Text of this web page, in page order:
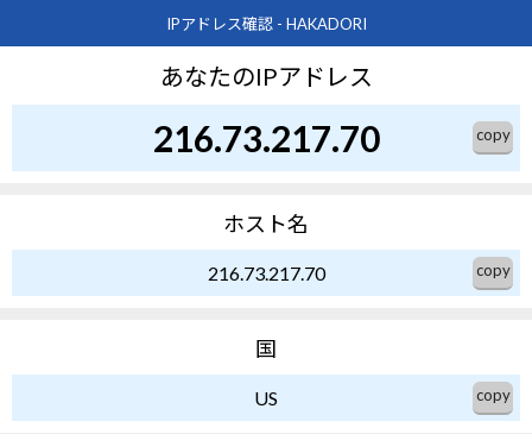
IPアドレス確認 - HAKADORI
あなたのIPアドレス
216.73.217.70
ホスト名
216.73.217.70
国
US